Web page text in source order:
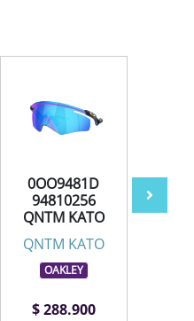
0OO9481D
94810256
QNTM KATO
QNTM KATO
OAKLEY
$ 288.900